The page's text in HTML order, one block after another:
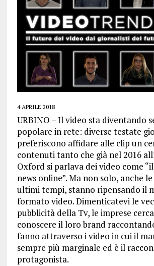
4 APRILE 2018
URBINO – Il video sta diventando
popolare in rete: diverse testate
preferiscono affidare alle clip un
contenuti tanto che già nel 2016
Oxford si parlava dei video come
news online”. Ma non solo, anche
ultimi tempi, stanno ripensando il
formato video. Dimenticatevi le
pubblicità della Tv, le imprese
conoscere il loro brand
fanno attraverso i video in cui il
sempre più marginale ed è il
protagonista.